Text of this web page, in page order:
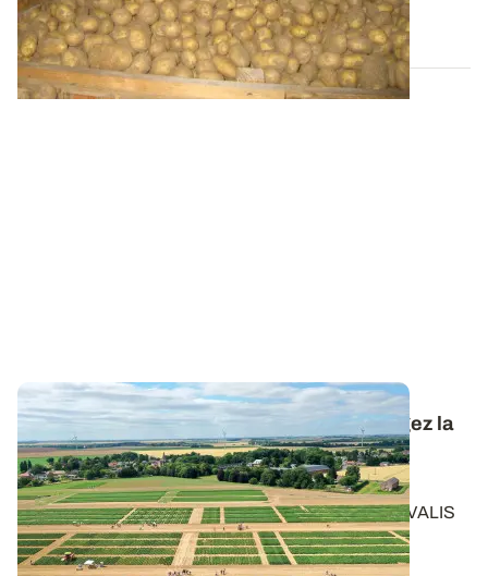
13 MARS 2026
Conduite de la pomme de terre : téléchargez la
synthèse des essais 2025 pour réussir la
campagne 2026
Retrouvez les résultats des essais conduits par ARVALIS
en 2025 sur pomme de terre et les...
20 FÉVR. 2026